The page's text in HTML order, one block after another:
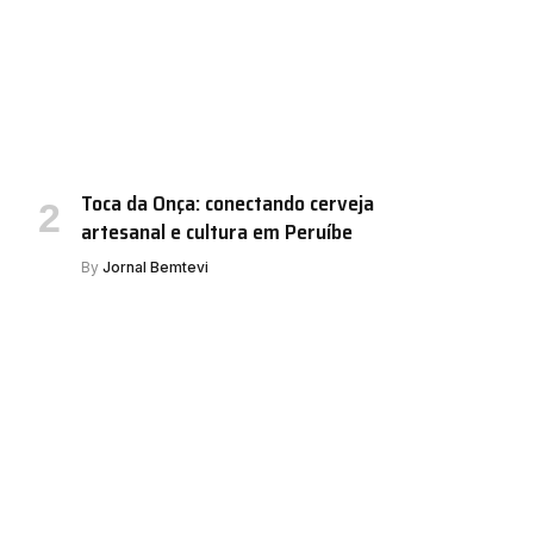
Toca da Onça: conectando cerveja
artesanal e cultura em Peruíbe
By Jornal Bemtevi